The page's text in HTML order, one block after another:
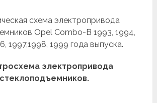
схема электропривода
Opel Combo-B 1993, 1994,
1997,1998, 1999 года выпуска.
электропривода
стеклоподъемников.